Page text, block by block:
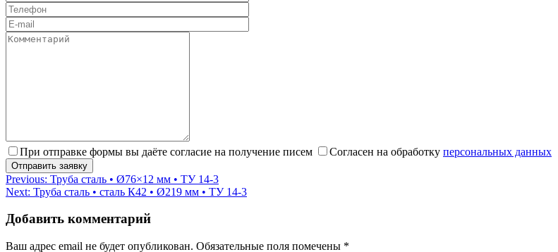
При отправке формы вы даёте согласие на получение писем Согласен на обработку персональных данных
Навигация
по
записям
Previous: Труба сталь • Ø76×12 мм • ТУ 14-3
Next: Труба сталь • сталь К42 • Ø219 мм • ТУ 14-3
Добавить комментарий
Ваш адрес email не будет опубликован. Обязательные поля помечены *